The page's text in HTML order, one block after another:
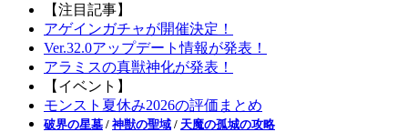
【注目記事】
アゲインガチャが開催決定！
Ver.32.0アップデート情報が発表！
アラミスの真獣神化が発表！
【イベント】
モンスト夏休み2026の評価まとめ
破界の星墓 / 神獣の聖域 / 天魔の孤城の攻略